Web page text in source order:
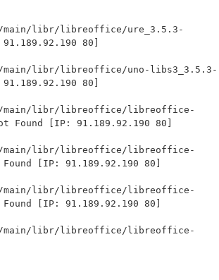
main/libr/libreoffice/ure_3.5.3-
80]
main/libr/libreoffice/uno-libs3_3.5.3-
80]
main/libr/libreoffice/libreoffice-
Found [IP: 91.189.92.190 80]
main/libr/libreoffice/libreoffice-
Found [IP: 91.189.92.190 80]
main/libr/libreoffice/libreoffice-
Found [IP: 91.189.92.190 80]
main/libr/libreoffice/libreoffice-